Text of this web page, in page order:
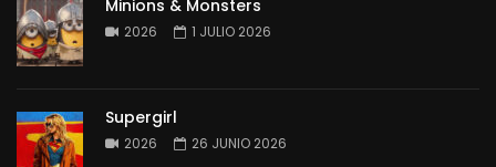
Minions & Monsters
2026 1 JULIO 2026
Supergirl
2026 26 JUNIO 2026